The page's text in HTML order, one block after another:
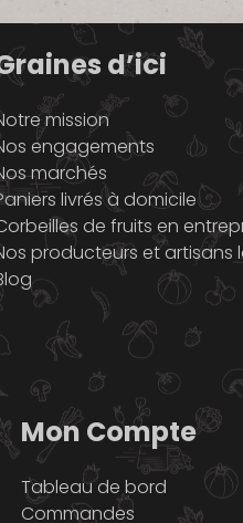
d’ici
mission
engagements
marchés
livrés à domicile
de fruits en
producteurs et artisans
Mon Compte
Tableau de bord
Commandes